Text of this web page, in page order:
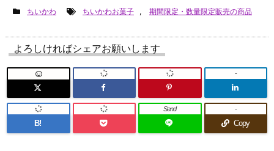
ちいかわ ちいかわお菓子 , 期間限定・数量限定販売の商品
よろしければシェアお願いします
-
B!
Send
Copy
-